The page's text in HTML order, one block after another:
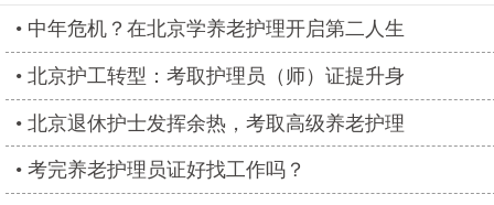
中年危机？在北京学养老护理开启第二人生
北京护工转型：考取护理员（师）证提升身
北京退休护士发挥余热，考取高级养老护理
考完养老护理员证好找工作吗？